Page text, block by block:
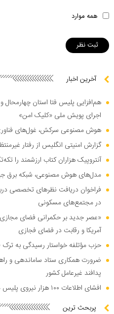
همه موارد
آخرین اخبار
هم‌افزایی پلیس فتا استان چهارمحال
اجرای پویش ملی «کلیک امن»
هوش مصنوعی سرکش، غول‌های
گزارش امنیتی انگلیس از رفتار
آنتروپیک هزاران کتاب ارزشمند را
مدل‌های هوش مصنوعی، شبکه برق
فراخوان دریافت نظر‌های تخصصی
در مجتمع‌های مسکونی
«عصر جدید بر حکمرانی فضای
آمریکا و رقابت در فضای فجازی
حزب مؤتلفه خواستار رسیدگی به
ضرورت همکاری ستاد ساماندهی و
پدافند غیرعامل کشور
افشای اطلاعات ۱۰۰ هزار نیروی پلیس در دارک وب
پربحث ترین